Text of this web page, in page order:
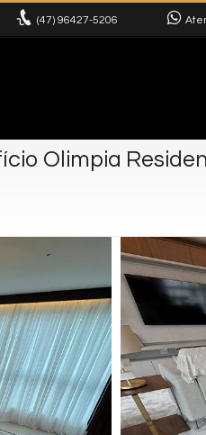
(47) 96427-5206
Olimpia